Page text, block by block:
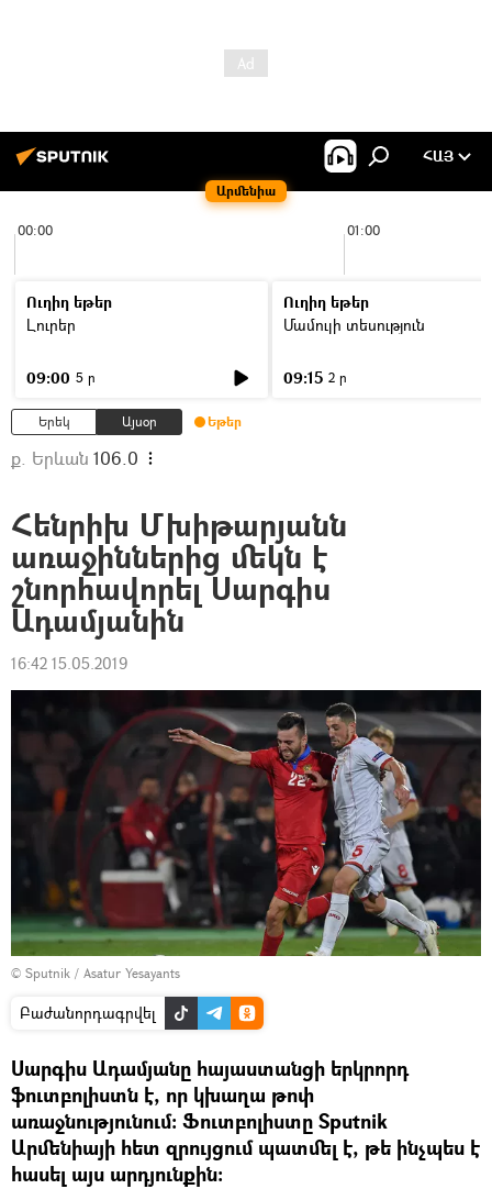
Արմենիա
ՀԱՅ
00:00 01:00
Ուղիղ եթեր
Լուրեր
09:00 5 ր
Ուղիղ եթեր
Մամուլի տեսություն
09:15 2 ր
Երեկ Այսօր Եթեր
ք. Երևան 106.0
Հենրիխ Մխիթարյանն
առաջիններից մեկն է
շնորհավորել Սարգիս
Ադամյանին
16:42 15.05.2019
© Sputnik / Asatur Yesayants
Բաժանորդագրվել
Սարգիս Ադամյանը հայաստանցի երկրորդ
ֆուտբոլիստն է, որ կխաղա թոփ
առաջնությունում։ Ֆուտբոլիստը Sputnik
Արմենիայի հետ զրույցում պատմել է, թե ինչպես է
հասել այս արդյունքին։